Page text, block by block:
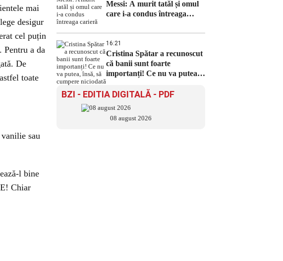
mai
desigur
cel puțin
Pentru a da
De
toate
sau
l bine
Chiar
Messi: A murit tatăl și omul
care i-a condus întreaga
16:21
Cristina Spătar a recunoscut
că banii sunt foarte
importanți! Ce nu va putea,
BZI - EDITIA DIGITALĂ - PDF
08 august 2026